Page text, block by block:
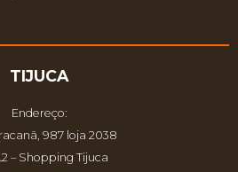
TIJUCA
Endereço:
987 loja 2038
– Shopping Tijuca